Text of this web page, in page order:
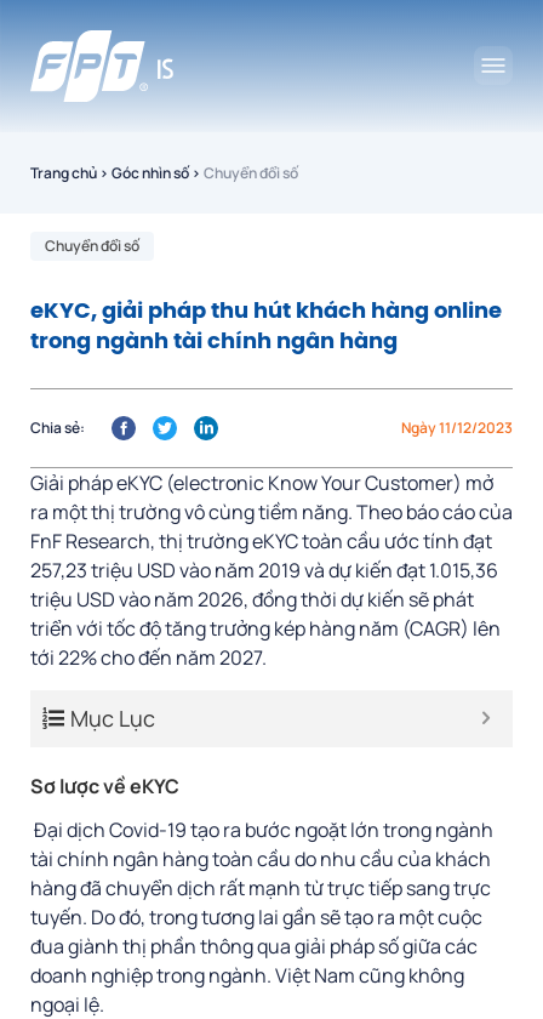
Trang chủ › Góc nhìn số› Chuyển đổi số
Chuyển đổi số
eKYC, giải pháp thu hút khách hàng online
trong ngành tài chính ngân hàng
Ngày 11/12/2023
Chia sẻ:
Giải pháp eKYC (electronic Know Your Customer) mở
ra một thị trường vô cùng tiềm năng. Theo báo cáo của
FnF Research, thị trường eKYC toàn cầu ước tính đạt
257,23 triệu USD vào năm 2019 và dự kiến đạt 1.015,36
triệu USD vào năm 2026, đồng thời dự kiến sẽ phát
triển với tốc độ tăng trưởng kép hàng năm (CAGR) lên
tới 22% cho đến năm 2027.
Mục Lục
Sơ lược về eKYC
Đại dịch Covid-19 tạo ra bước ngoặt lớn trong ngành
tài chính ngân hàng toàn cầu do nhu cầu của khách
hàng đã chuyển dịch rất mạnh từ trực tiếp sang trực
tuyến. Do đó, trong tương lai gần sẽ tạo ra một cuộc
đua giành thị phần thông qua giải pháp số giữa các
doanh nghiệp trong ngành. Việt Nam cũng không
ngoại lệ.